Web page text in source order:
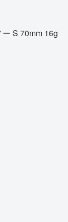
S 70mm 16g